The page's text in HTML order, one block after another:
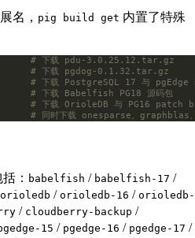
名， pig build get 内置了特殊
# 下载 pdu-3.0.25.12.tar.gz
# 下载 pgdog-0.1.32.tar.gz
17 # 下载 PostgreSQL 17 与 pgEdge
18 # 下载 Babelfish PG18 源码包
16 # 下载 OrioleDB 与 PG16 patch
# 同时下载 onesparse、graphblas
： babelfish / babelfish-17 /
orioledb / orioledb-16 / orioledb-
/ cloudberry-backup /
15 / pgedge-16 / pgedge-17 /